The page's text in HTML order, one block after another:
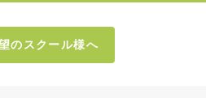
のスクール様へ